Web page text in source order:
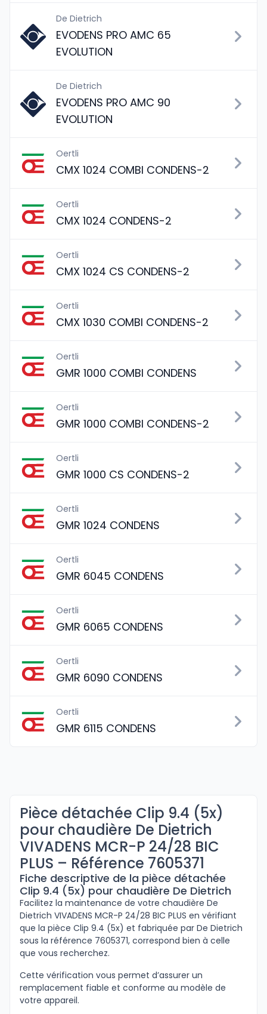
De Dietrich
EVODENS PRO AMC 65
EVOLUTION
De Dietrich
EVODENS PRO AMC 90
EVOLUTION
Oertli
CMX 1024 COMBI CONDENS-2
Oertli
CMX 1024 CONDENS-2
Oertli
CMX 1024 CS CONDENS-2
Oertli
CMX 1030 COMBI CONDENS-2
Oertli
GMR 1000 COMBI CONDENS
Oertli
GMR 1000 COMBI CONDENS-2
Oertli
GMR 1000 CS CONDENS-2
Oertli
GMR 1024 CONDENS
Oertli
GMR 6045 CONDENS
Oertli
GMR 6065 CONDENS
Oertli
GMR 6090 CONDENS
Oertli
GMR 6115 CONDENS
Pièce détachée Clip 9.4 (5x)
pour chaudière De Dietrich
VIVADENS MCR-P 24/28 BIC
PLUS – Référence 7605371
Fiche descriptive de la pièce détachée
Clip 9.4 (5x) pour chaudière De Dietrich
Facilitez la maintenance de votre chaudière De
Dietrich VIVADENS MCR-P 24/28 BIC PLUS en vérifiant
que la pièce Clip 9.4 (5x) et fabriquée par De Dietrich
sous la référence 7605371, correspond bien à celle
que vous recherchez.
Cette vérification vous permet d’assurer un
remplacement fiable et conforme au modèle de
votre appareil.